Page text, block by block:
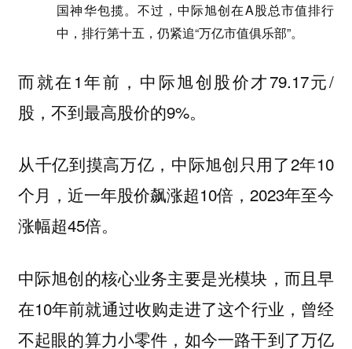
国神华包揽。不过，中际旭创在A股总市值排行
中，排行第十五，仍紧追“万亿市值俱乐部”。
而就在1年前，中际旭创股价才79.17元/
股，不到最高股价的9%。
从千亿到摸高万亿，中际旭创只用了2年10
个月，近一年股价飙涨超10倍，2023年至今
涨幅超45倍。
中际旭创的核心业务主要是光模块，而且早
在10年前就通过收购走进了这个行业，曾经
不起眼的算力小零件，如今一路干到了万亿